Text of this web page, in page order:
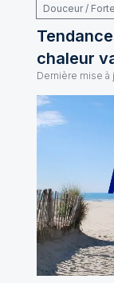
Douceur /
chaleur
Dernière mise à